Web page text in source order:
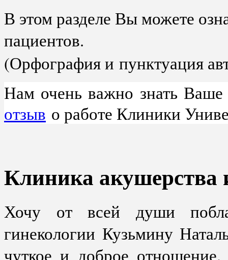
В этом разделе Вы можете
пациентов.
(Орфография и пунктуация
Нам очень важно знать
отзыв о работе Клиники
Клиника акушерства
Хочу от всей души
гинекологии Кузьмину
чуткое и доброе